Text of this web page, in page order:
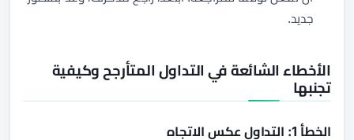
جديد.
الأخطاء الشائعة في التداول المتأرجح وكيفية
تجنبها
الخطأ 1: التداول عكس الاتجاه